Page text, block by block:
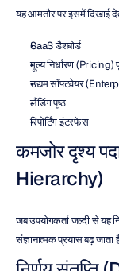
यह आमतौर पर इसमें दिखाई
SaaS डैशबोर्ड
मूल्य निर्धारण (Pricing)
उद्यम सॉफ्टवेयर
लैंडिंग पृष्ठ
रिपोर्टिंग इंटरफेस
कमजोर दृश्य
Hierarchy)
जब उपयोगकर्ता जल्दी से यह
संज्ञानात्मक प्रयास बढ़ जाता